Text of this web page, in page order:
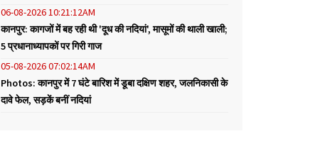
06-08-2026 10:21:12AM
कानपुर: कागजों में बह रही थी 'दूध की नदियां', मासूमों की थाली खाली;
5 प्रधानाध्यापकों पर गिरी गाज
05-08-2026 07:02:14AM
Photos: कानपुर में 7 घंटे बारिश में डूबा दक्षिण शहर, जलनिकासी के
दावे फेल, सड़कें बनीं नदियां